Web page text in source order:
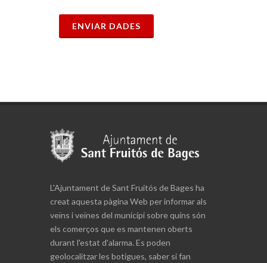
ENVIAR DADES
L'Ajuntament de Sant Fruitós de Bages ha
creat aquesta pàgina Web per informar als
veïns i veïnes del municipi sobre quins són
els comerços que es mantenen oberts
durant l'estat d'alarma. Es poden
geolocalitzar les botigues, saber si fan